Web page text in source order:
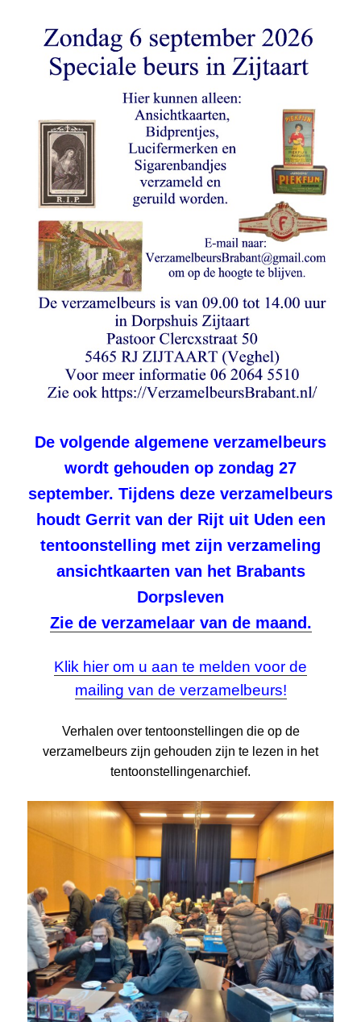
De volgende algemene verzamelbeurs
wordt gehouden op zondag 27
september. Tijdens deze verzamelbeurs
houdt Gerrit van der Rijt uit Uden een
tentoonstelling met zijn verzameling
ansichtkaarten van het Brabants
Dorpsleven
Zie de verzamelaar van de maand.
Klik hier om u aan te melden voor de
mailing van de verzamelbeurs!
Verhalen over tentoonstellingen die op de
verzamelbeurs zijn gehouden zijn te lezen in het
tentoonstellingenarchief.